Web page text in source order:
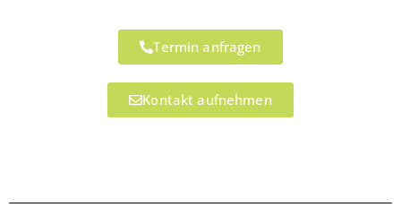
Termin anfragen
Kontakt aufnehmen